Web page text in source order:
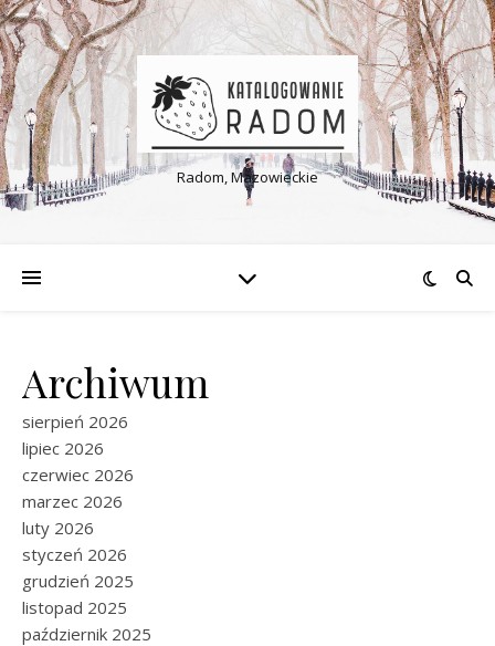
Radom, Mazowieckie
Archiwum
sierpień 2026
lipiec 2026
czerwiec 2026
marzec 2026
luty 2026
styczeń 2026
grudzień 2025
listopad 2025
październik 2025